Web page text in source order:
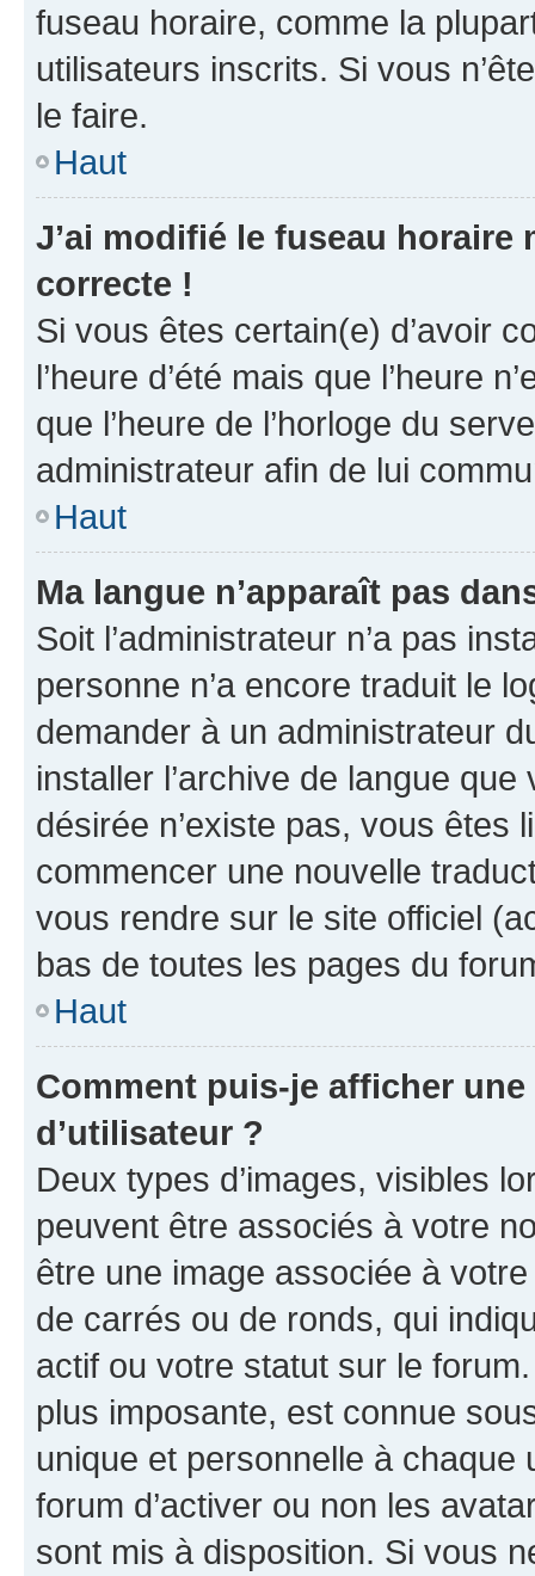
fuseau horaire, comme la
utilisateurs inscrits. Si vous
le faire.
Haut
J’ai modifié le fuseau horaire
correcte !
Si vous êtes certain(e) d’avoir
l’heure d’été mais que l’heure
que l’heure de l’horloge du
administrateur afin de lui
Haut
Ma langue n’apparaît pas
Soit l’administrateur n’a pas
personne n’a encore traduit le
demander à un administrateur
installer l’archive de langue
désirée n’existe pas, vous êtes
commencer une nouvelle
vous rendre sur le site officiel
bas de toutes les pages du
Haut
Comment puis-je afficher
d’utilisateur ?
Deux types d’images, visibles
peuvent être associés à votre
être une image associée à
de carrés ou de ronds, qui
actif ou votre statut sur le
plus imposante, est connue
unique et personnelle à chaque
forum d’activer ou non les
sont mis à disposition. Si vous